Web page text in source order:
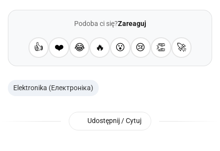
Podoba ci się?Zareaguj
👍 ❤️ 😂 🔥 😮 😢 👏 🚀
Elektronika (Електроніка)
Udostępnij / Cytuj